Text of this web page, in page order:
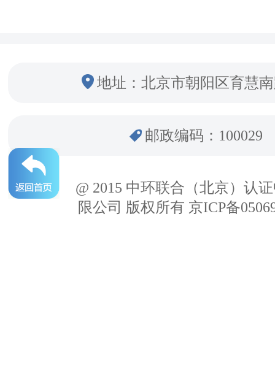
地址：北京市朝阳区育慧
邮政编码：100029
@ 2015 中环联合（北京）认
限公司 版权所有 京ICP备